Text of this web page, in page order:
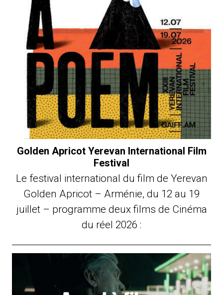
Golden Apricot Yerevan International Film
Festival
Le festival international du film de Yerevan
Golden Apricot – Arménie, du 12 au 19
juillet – programme deux films de Cinéma
du réel 2026 :